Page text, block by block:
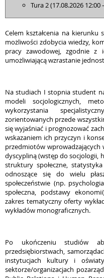
Tura 2 (17.08.2026 12:00
Celem kształcenia na kierunku
możliwości zdobycia wiedzy,
pracy zawodowej, zgodnie z
umożliwiającą wzrastanie
Na studiach I stopnia student
modeli socjologicznych,
wykorzystania
zorientowanych przede
się wyjaśniać i prognozować
wskazaniem ich przyczyn i
przedmiotów wprowadzających
dyscypliną (wstęp do socjologii,
struktury społeczne,
odnoszące się do wielu
społeczeństwie (np.
społeczna, podstawy
zakres tematyczny oferty
wykładów monograficznych.
Po ukończeniu studiów
przedsiębiorstwach,
instytucjach kultury i
sektorze/organizacjach